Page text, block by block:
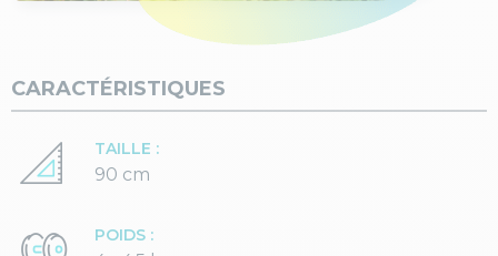
CARACTÉRISTIQUES
TAILLE :
90 cm
POIDS :